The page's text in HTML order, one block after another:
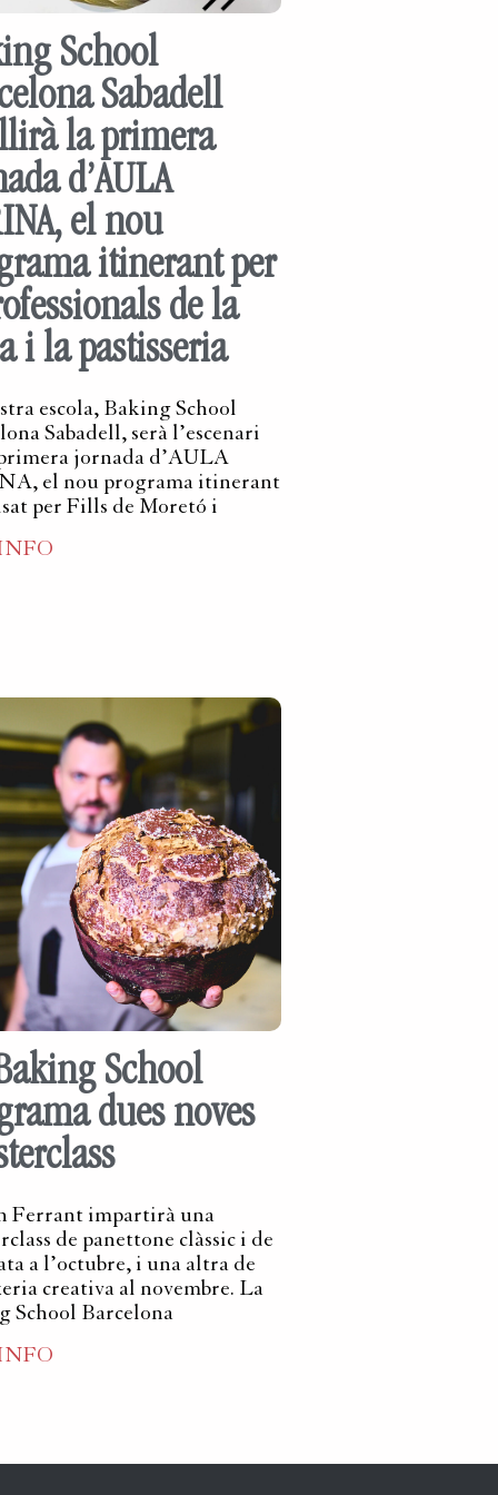
School
Sabadell
la primera
d’AULA
el nou
itinerant per
de la
i la pastisseria
escola, Baking School
Sabadell, serà l’escenari
jornada d’AULA
el nou programa itinerant
per Fills de Moretó i
School
dues noves
Ferrant impartirà una
de panettone clàssic i de
a l’octubre, i una altra de
creativa al novembre. La
School Barcelona